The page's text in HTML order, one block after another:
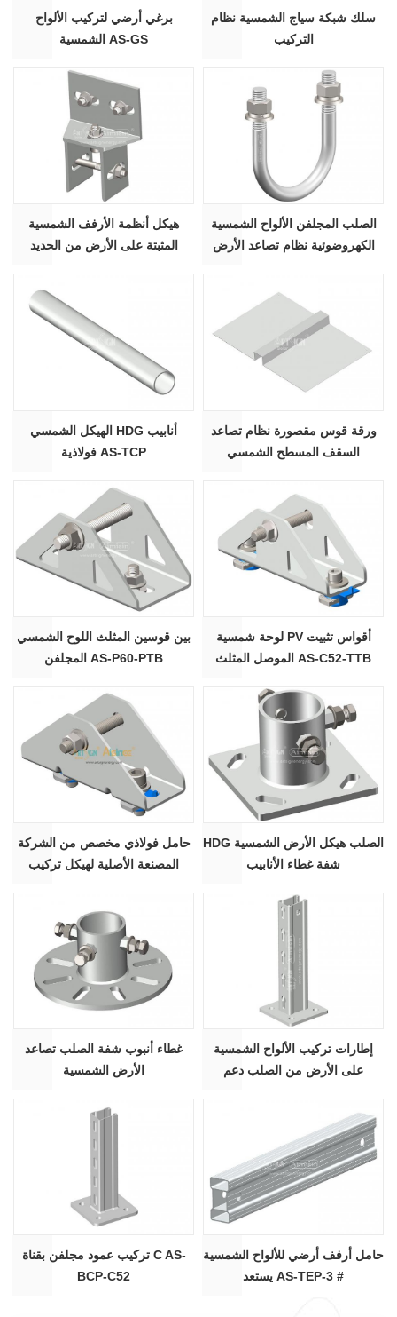
برغي أرضي لتركيب الألواح
الشمسية AS-GS
سلك شبكة سياج الشمسية نظام
التركيب
هيكل أنظمة الأرفف الشمسية
المثبتة على الأرض من الحديد
الصلب المجلفن الألواح الشمسية
الكهروضوئية نظام تصاعد الأرض
الهيكل الشمسي HDG أنابيب
فولاذية AS-TCP
ورقة قوس مقصورة نظام تصاعد
السقف المسطح الشمسي
بين قوسين المثلث اللوح الشمسي
المجلفن AS-P60-PTB
لوحة شمسية PV أقواس تثبيت
الموصل المثلث AS-C52-TTB
حامل فولاذي مخصص من الشركة
المصنعة الأصلية لهيكل تركيب
HDG الصلب هيكل الأرض الشمسية
شفة غطاء الأنابيب
غطاء أنبوب شفة الصلب تصاعد
الأرض الشمسية
إطارات تركيب الألواح الشمسية
على الأرض من الصلب دعم
تركيب عمود مجلفن بقناة C AS-
BCP-C52
حامل أرفف أرضي للألواح الشمسية
يستعد AS-TEP-3 #